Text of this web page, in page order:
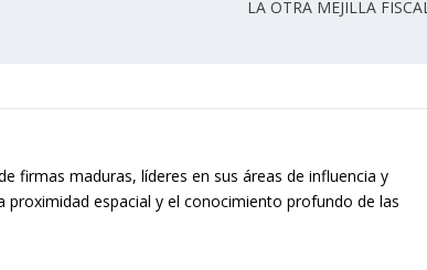
LA OTRA MEJILLA FISCAL
firmas maduras, líderes en sus áreas de influencia y
proximidad espacial y el conocimiento profundo de las